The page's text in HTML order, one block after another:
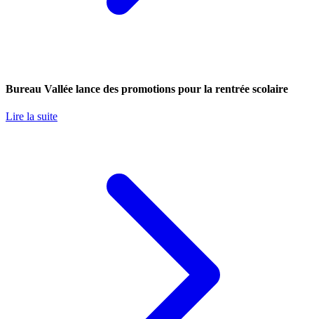
Bureau Vallée lance des promotions pour la rentrée scolaire
Lire la suite